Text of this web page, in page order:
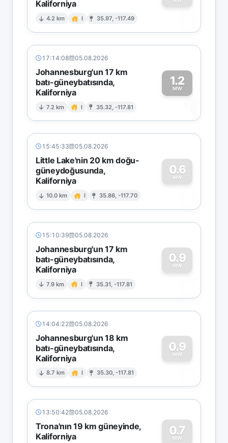
Kaliforniya
4.2 km I 35.97, -117.49 0
17:14:08 05.08.2026
Johannesburg'un 17 km
batı-güneybatısında,
Kaliforniya
7.2 km I 35.32, -117.81
1.2
MW
1
15:45:33 05.08.2026
Little Lake'nin 20 km doğu-
güneydoğusunda,
Kaliforniya
10.0 km I 35.86, -117.70
0.6
MW
0
15:10:39 05.08.2026
Johannesburg'un 17 km
batı-güneybatısında,
Kaliforniya
7.9 km I 35.31, -117.81
0.9
MW
0
14:04:22 05.08.2026
Johannesburg'un 18 km
batı-güneybatısında,
Kaliforniya
8.7 km I 35.30, -117.81
0.9
MW
0
13:50:42 05.08.2026
Trona'nın 19 km güneyinde,
Kaliforniya
0.7
MW